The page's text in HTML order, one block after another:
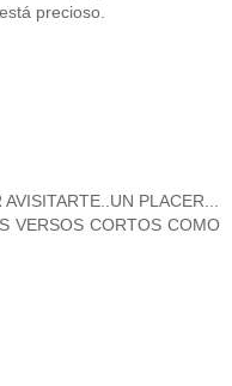
precioso.
PLACER...
VERSOS CORTOS COMO